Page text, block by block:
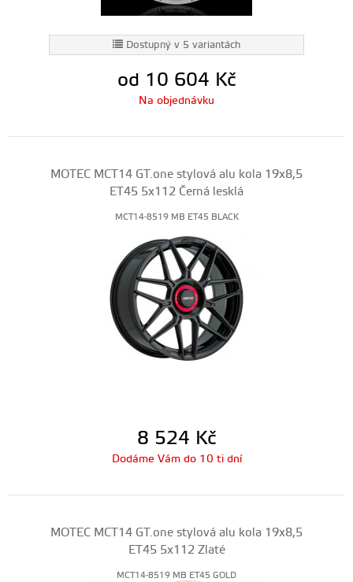
Dostupný v 5 variantách
od 10 604 Kč
Na objednávku
MOTEC MCT14 GT.one stylová alu kola 19x8,5
ET45 5x112 Černá lesklá
MCT14-8519 MB ET45 BLACK
8 524 Kč
Dodáme Vám do 10 ti dní
MOTEC MCT14 GT.one stylová alu kola 19x8,5
ET45 5x112 Zlaté
MCT14-8519 MB ET45 GOLD